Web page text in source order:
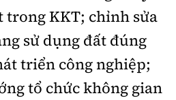
trong KKT; chỉnh sửa
sử dụng đất đúng
triển công nghiệp;
tổ chức không gian